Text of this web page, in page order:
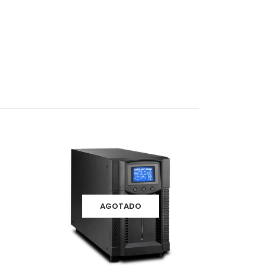
AGOTADO